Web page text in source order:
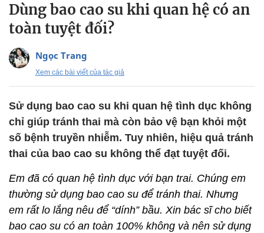
Dùng bao cao su khi quan hệ có an
toàn tuyệt đối?
Ngọc Trang
Xem các bài viết của tác giả
Sử dụng bao cao su khi quan hệ tình dục không
chỉ giúp tránh thai mà còn bảo vệ bạn khỏi một
số bệnh truyền nhiễm. Tuy nhiên, hiệu quả tránh
thai của bao cao su không thể đạt tuyệt đối.
Em đã có quan hệ tình dục với bạn trai. Chúng em
thường sử dụng bao cao su để tránh thai. Nhưng
em rất lo lắng nêu để “dính” bầu. Xin bác sĩ cho biết
bao cao su có an toàn 100% không và nên sử dụng